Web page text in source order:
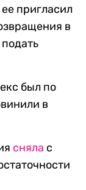
пригласил
в
был по
в
сняла с